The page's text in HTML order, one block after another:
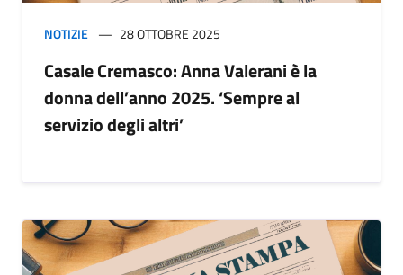
NOTIZIE 28 OTTOBRE 2025
Casale Cremasco: Anna Valerani è la
donna dell’anno 2025. ‘Sempre al
servizio degli altri’